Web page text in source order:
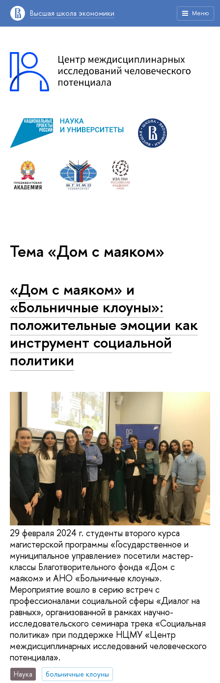
Высшая школа экономики Меню
Тема «Дом с маяком»
«Дом с маяком» и
«Больничные клоуны»:
положительные эмоции как
инструмент социальной
политики
29 февраля 2024 г. студенты второго курса
магистерской программы «Государственное и
муниципальное управление» посетили мастер-
классы Благотворительного фонда «Дом с
маяком» и АНО «Больничные клоуны».
Мероприятие вошло в серию встреч с
профессионалами социальной сферы «Диалог на
равных», организованной в рамках научно-
исследовательского семинара трека «Социальная
политика» при поддержке НЦМУ «Центр
междисциплинарных исследований человеческого
потенциала».
Наука
больничные клоуны